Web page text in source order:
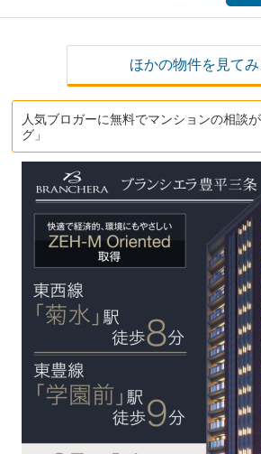
ほかの物件を見てみ
人気ブロガーに無料でマンションの相談
グ」